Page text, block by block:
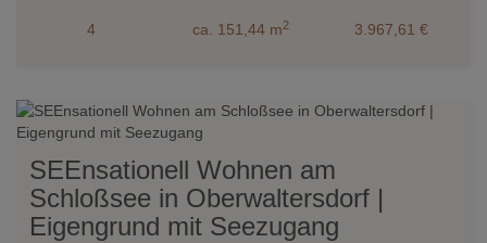
4 ca. 151,44 m2 3.967,61 €
SEEnsationell Wohnen am
Schloßsee in Oberwaltersdorf |
Eigengrund mit Seezugang